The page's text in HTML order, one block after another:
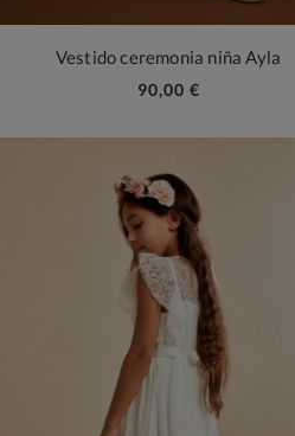
Vestido ceremonia niña Ayla
90,00 €